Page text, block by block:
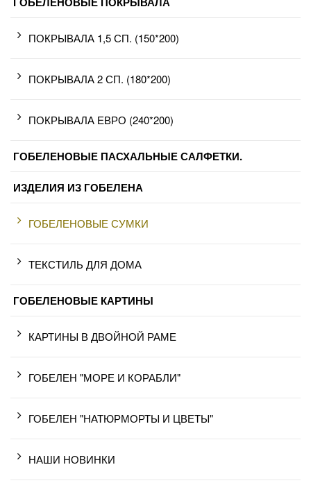
ПОКРЫВАЛА 1,5 СП. (150*200)
ПОКРЫВАЛА 2 СП. (180*200)
ПОКРЫВАЛА ЕВРО (240*200)
ГОБЕЛЕНОВЫЕ ПАСХАЛЬНЫЕ САЛФЕТКИ.
ИЗДЕЛИЯ ИЗ ГОБЕЛЕНА
ГОБЕЛЕНОВЫЕ СУМКИ
ТЕКСТИЛЬ ДЛЯ ДОМА
ГОБЕЛЕНОВЫЕ КАРТИНЫ
КАРТИНЫ В ДВОЙНОЙ РАМЕ
ГОБЕЛЕН "МОРЕ И КОРАБЛИ"
ГОБЕЛЕН "НАТЮРМОРТЫ И ЦВЕТЫ"
НАШИ НОВИНКИ